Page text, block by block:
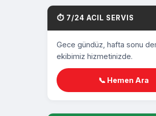
Üçyol Arçelik Servisi
Harmandalı Arçelik Servisi
Mavişehir Arçelik Servisi
Yeşilyurt Arçelik Servisi
⏱️ 7/24 ACIL SERVIS
Gece gündüz, hafta sonu
ekibimiz hizmetinizde.
📞 Hemen Ara